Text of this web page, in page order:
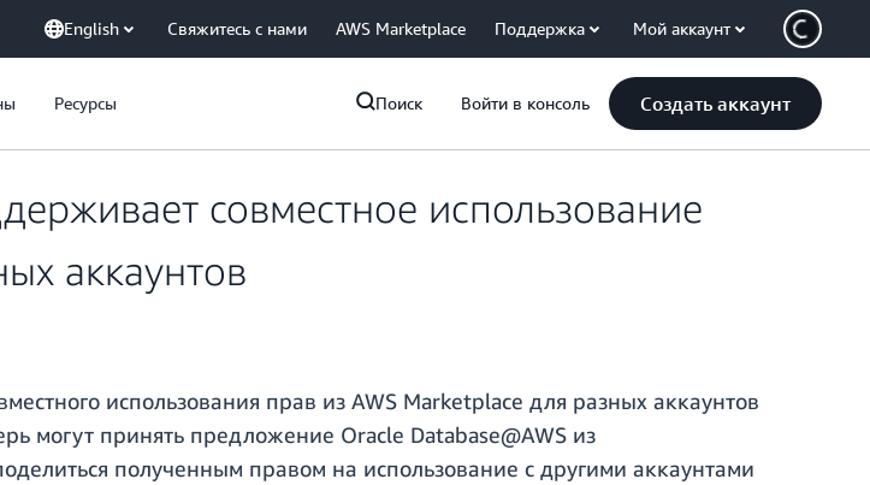
English Свяжитесь с нами AWS Marketplace Поддержка Мой аккаунт
Ресурсы Поиск Войти в консоль Создать аккаунт
совместное использование
аккаунтов
использования прав из AWS Marketplace для разных аккаунтов
могут принять предложение Oracle Database@AWS из
полученным правом на использование с другими аккаунтами